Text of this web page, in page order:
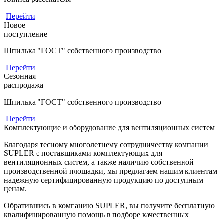
Перейти
Новое
поступление
Шпилька "ГОСТ" собственного производство
Перейти
Сезонная
распродажа
Шпилька "ГОСТ" собственного производство
Перейти
Комплектующие и оборудование для вентиляционных систем
Благодаря тесному многолетнему сотрудничеству компании
SUPLER с поставщиками комплектующих для
вентиляционных систем, а также наличию собственной
производственной площадки, мы предлагаем нашим клиентам
надежную сертифицированную продукцию по доступным
ценам.
Обратившись в компанию SUPLER, вы получите бесплатную
квалифицированную помощь в подборе качественных